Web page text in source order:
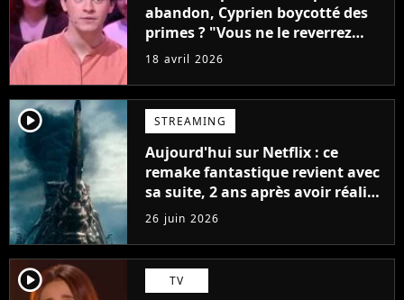
abandon, Cyprien boycotté des
primes ? "Vous ne le reverrez
plus"
18 avril 2026
player2 STREAMING
Aujourd'hui sur Netflix : ce
remake fantastique revient avec
sa suite, 2 ans après avoir réalisé
60 millions de vues et régné 6
semaines dans le Top 10
26 juin 2026
player2 TV